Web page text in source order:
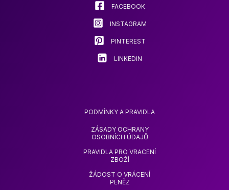
stránce
produktu
FACEBOOK
INSTAGRAM
PINTEREST
LINKEDIN
PODMÍNKY A PRAVIDLA
ZÁSADY OCHRANY
OSOBNÍCH ÚDAJŮ
PRAVIDLA PRO VRACENÍ
ZBOŽÍ
ŽÁDOST O VRÁCENÍ
PENĚZ